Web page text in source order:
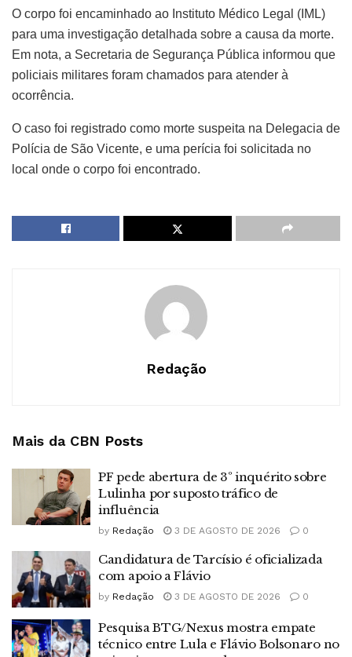
O corpo foi encaminhado ao Instituto Médico Legal (IML)
para uma investigação detalhada sobre a causa da morte.
Em nota, a Secretaria de Segurança Pública informou que
policiais militares foram chamados para atender à
ocorrência.
O caso foi registrado como morte suspeita na Delegacia de
Polícia de São Vicente, e uma perícia foi solicitada no
local onde o corpo foi encontrado.
Redação
Mais da CBN Posts
PF pede abertura de 3º inquérito sobre
Lulinha por suposto tráfico de
influência
by Redação 3 DE AGOSTO DE 2026 0
Candidatura de Tarcísio é oficializada
com apoio a Flávio
by Redação 3 DE AGOSTO DE 2026 0
Pesquisa BTG/Nexus mostra empate
técnico entre Lula e Flávio Bolsonaro no